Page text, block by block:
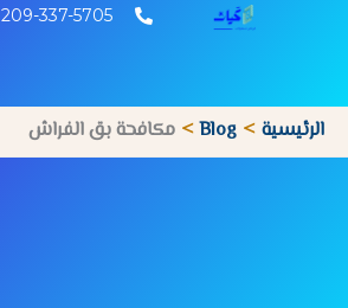
209-337-5705
الرئيسية Blog مكافحة بق الفراش